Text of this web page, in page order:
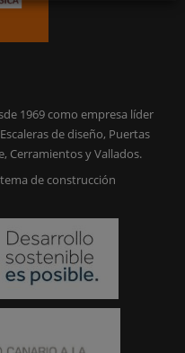
1969 como empresa líder
de diseño, Puertas
Cerramientos y Vallados.
de construcción